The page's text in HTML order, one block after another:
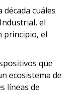
cuáles
el
principio, el
que
ecosistema de
líneas de